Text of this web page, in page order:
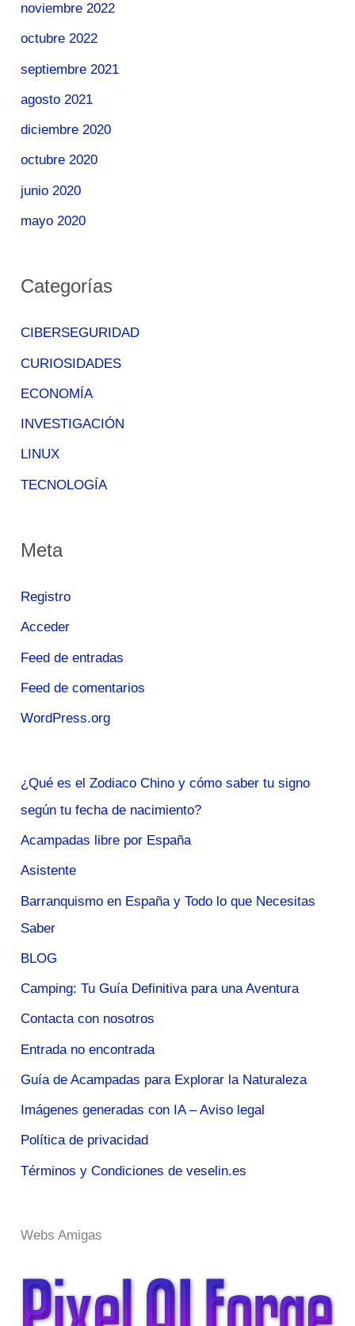
noviembre 2022
octubre 2022
septiembre 2021
agosto 2021
diciembre 2020
octubre 2020
junio 2020
mayo 2020
Categorías
CIBERSEGURIDAD
CURIOSIDADES
ECONOMÍA
INVESTIGACIÓN
LINUX
TECNOLOGÍA
Meta
Registro
Acceder
Feed de entradas
Feed de comentarios
WordPress.org
¿Qué es el Zodiaco Chino y cómo saber tu signo
según tu fecha de nacimiento?
Acampadas libre por España
Asistente
Barranquismo en España y Todo lo que Necesitas
Saber
BLOG
Camping: Tu Guía Definitiva para una Aventura
Contacta con nosotros
Entrada no encontrada
Guía de Acampadas para Explorar la Naturaleza
Imágenes generadas con IA – Aviso legal
Política de privacidad
Términos y Condiciones de veselin.es
Webs Amigas